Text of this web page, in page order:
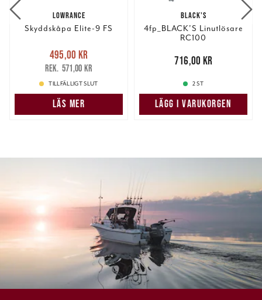
LOWRANCE
Skyddskåpa Elite-9 FS
Nuvarande pris
495,00 krTidigare pris
571,00 kr
495,00 kr
571,00 kr
TILLFÄLLIGT SLUT
LÄS MER
BLACK'S
4fp_BLACK'S Linutlösare
RC100
716,00 kr
716,00 kr
2 ST
LÄGG I VARUKORGEN